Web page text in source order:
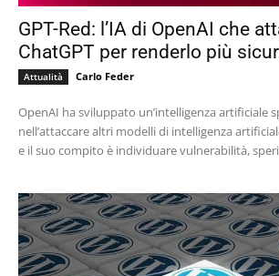
GPT-Red: l’IA di OpenAI che
ChatGPT per renderlo più
Attualità Carlo Feder
OpenAI ha sviluppato un’intelligenza artificiale
nell’attaccare altri modelli di intelligenza
e il suo compito è individuare vulnerabilità,